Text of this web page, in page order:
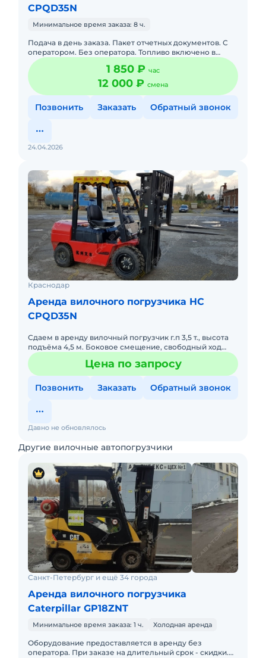
CPQD35N
Минимальное время заказа: 8 ч.
Подача в день заказа. Пакет отчетных документов. С
оператором. Без оператора. Топливо включено в
стоимость. Долгосрочная аренда. Краткосрочная
аренда. Доставка
1 850 ₽ час
12 000 ₽ смена
Позвонить Заказать Обратный звонок
24.04.2026
Краснодар
Аренда вилочного погрузчика HC
CPQD35N
Сдаем в аренду вилочный погрузчик г.п 3,5 т., высота
подъёма 4,5 м. Боковое смещение, свободный ход
(вагонник).
Цена по запросу
Позвонить Заказать Обратный звонок
Давно не обновлялось
Другие вилочные автопогрузчики
Санкт-Петербург и ещё 34 города
Аренда вилочного погрузчика
Caterpillar GP18ZNT
Минимальное время заказа: 1 ч. Холодная аренда
Оборудование предоставляется в аренду без
оператора. При заказе на длительный срок - скидки.